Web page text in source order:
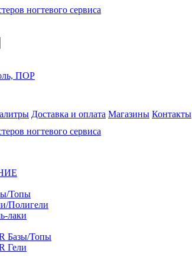
ПОР
Доставка и оплата Магазины Контакты
Топы
Полигели
лаки
Базы/Топы
Гели